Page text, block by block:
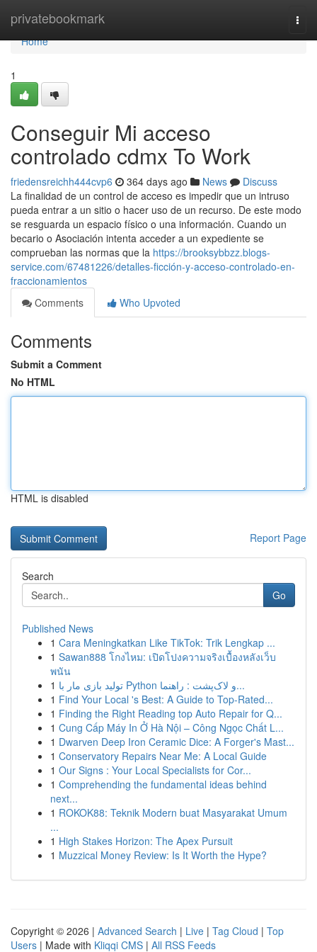
privatebookmark
Home
Home
1
Conseguir Mi acceso
controlado cdmx To Work
friedensreichh444cvp6 364 days ago News
Discuss
La finalidad de un control de acceso es impedir que un intruso
pueda entrar a un sitio o hacer uso de un recurso. De este modo
se resguarda un espacio físico o una información. Cuando un
becario o Asociación intenta acceder a un expediente se
comprueban las normas que la https://brooksybbzz.blogs-
service.com/67481226/detalles-ficción-y-acceso-controlado-en-
fraccionamientos
Comments
Who Upvoted
Comments
Submit a Comment
No HTML
HTML is disabled
Report Page
Search
Go
Published News
1 Cara Meningkatkan Like TikTok: Trik Lengkap ...
1 Sawan888 โกงไหม: เปิดโปงความจริงเบื้องหลังเว็บ
พนัน
1
تولید بازی مار با Python و لاک‌پشت : راهنما...
1 Find Your Local 's Best: A Guide to Top-Rated...
1 Finding the Right Reading top Auto Repair for Q...
1 Cung Cấp Máy In Ở Hà Nội – Công Ngọc Chất L...
1 Dwarven Deep Iron Ceramic Dice: A Forger's Mast...
1 Conservatory Repairs Near Me: A Local Guide
1 Our Signs : Your Local Specialists for Cor...
1 Comprehending the fundamental ideas behind
next...
1 ROKOK88: Teknik Modern buat Masyarakat Umum
...
1 High Stakes Horizon: The Apex Pursuit
1 Muzzical Money Review: Is It Worth the Hype?
Copyright © 2026 | Advanced Search | Live | Tag Cloud | Top
Users | Made with Kliqqi CMS | All RSS Feeds